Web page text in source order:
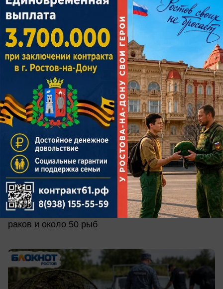
вчера в 19:10 0
Общество
Тысячи раков попались в сети
браконьеров: в Ростовской области
изъяли более 550 ловушек
Из незаконных снастей спасли более 3,5 тысячи
раков и около 50 рыб